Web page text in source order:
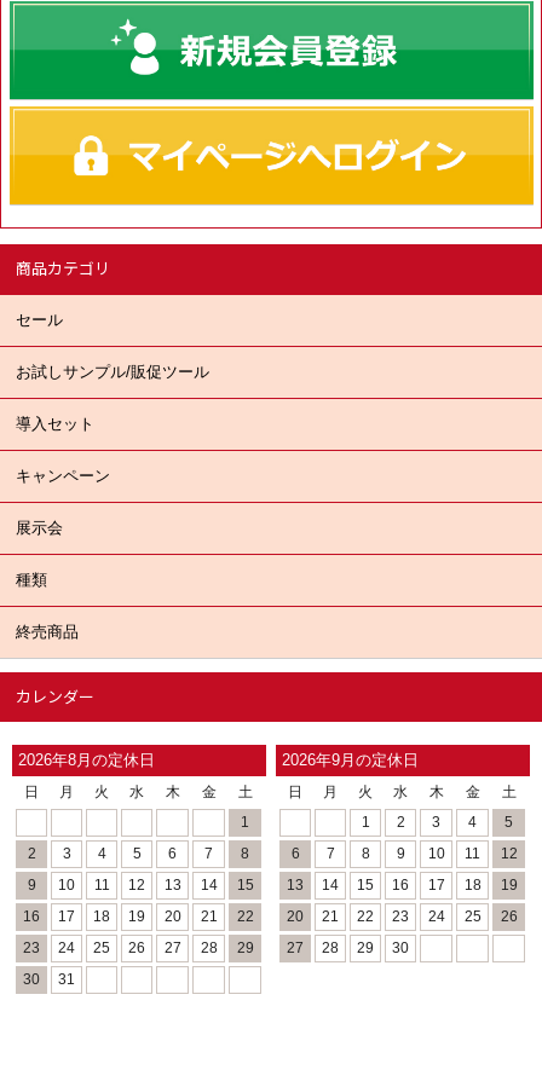
商品カテゴリ
セール
お試しサンプル/販促ツール
導入セット
キャンペーン
展示会
種類
終売商品
カレンダー
2026年8月の定休日
日 月 火 水 木 金
土
1
2
3 4 5 6 7
8
9
10 11 12 13 14
15
16
17 18 19 20 21
22
23
24 25 26 27 28
29
30
31
2026年9月の定休日
日 月 火 水 木 金
土
1
2 3 4
5
6
7 8 9 10 11
12
13
14 15 16 17 18
19
20
21 22 23 24 25
26
27
28 29 30